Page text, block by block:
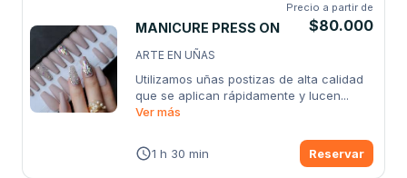
MANICURE PRESS ON
Precio a partir de
$80.000
ARTE EN UÑAS
Utilizamos uñas postizas de alta calidad
que se aplican rápidamente y lucen...
Ver más
1 h 30 min Reservar